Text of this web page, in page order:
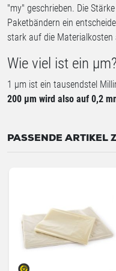
"my" geschrieben. Die
Paketbändern ein
stark auf die Materialkosten
Wie viel ist ein µm?
1 µm ist ein tausendstel
200 µm wird also auf 0,2
PASSENDE ARTIKEL